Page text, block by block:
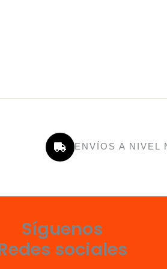
ENVÍOS A NIVEL
Síguenos
sociales